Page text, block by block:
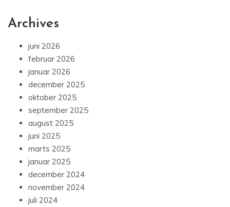
Archives
juni 2026
februar 2026
januar 2026
december 2025
oktober 2025
september 2025
august 2025
juni 2025
marts 2025
januar 2025
december 2024
november 2024
juli 2024